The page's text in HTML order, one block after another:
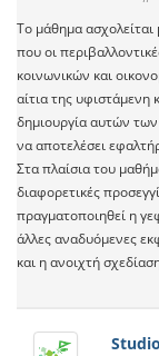
Το μάθημα
που οι
κοινωνικών και
αίτια της υφιστάμενη
δημιουργία αυτών
να αποτελέσει
Στα πλαίσια του
διαφορετικές
πραγματοποιηθεί η
άλλες αναδυόμενες
και η ανοιχτή